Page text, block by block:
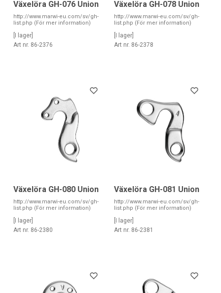
Växelöra GH-076 Union
http://www.marwi-eu.com/sv/gh-
list.php (För mer information)
[I lager]
Art nr. 86-2376
Växelöra GH-078 Union
http://www.marwi-eu.com/sv/gh-
list.php (För mer information)
[I lager]
Art nr. 86-2378
Växelöra GH-080 Union
http://www.marwi-eu.com/sv/gh-
list.php (För mer information)
[I lager]
Art nr. 86-2380
Växelöra GH-081 Union
http://www.marwi-eu.com/sv/gh-
list.php (För mer information)
[I lager]
Art nr. 86-2381